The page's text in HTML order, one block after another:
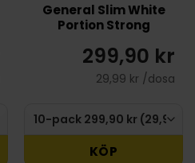
General Slim White
Portion Strong
299,90 kr
29,99 kr /dosa
KÖP